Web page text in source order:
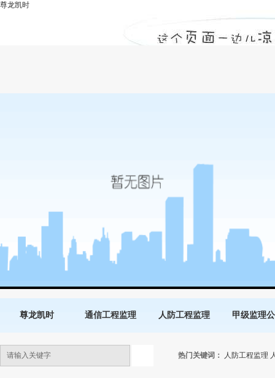
浅析bim对工程监理的影响有哪些？-尊龙
尊龙凯时
尊龙凯时 通信工程监理 人防工程监理 甲级监理
热门关键词： 人防工程监理